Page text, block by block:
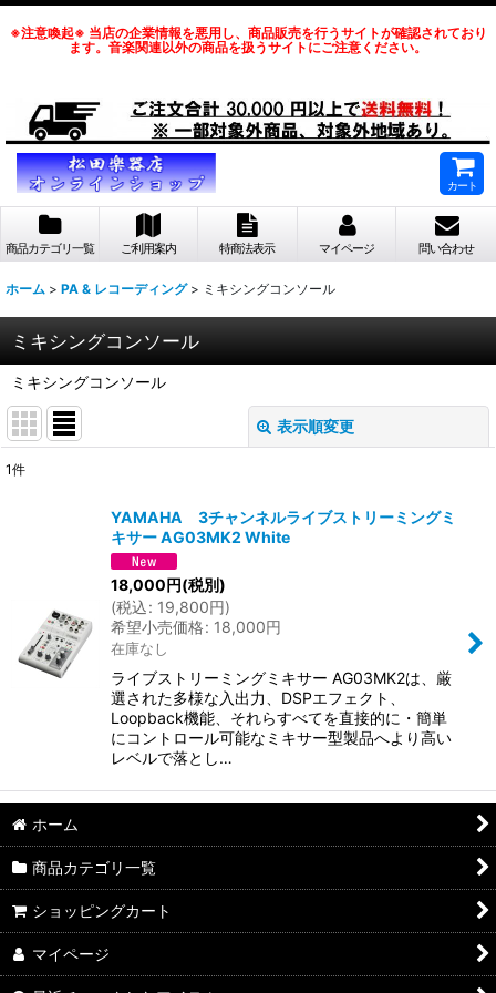
※注意喚起※ 当店の企業情報を悪用し、商品販売を行うサイトが確認されており
ます。音楽関連以外の商品を扱うサイトにご注意ください。
カート
商品カテゴリ一覧 ご利用案内 特商法表示 マイページ 問い合わせ
ホーム > PA & レコーディング > ミキシングコンソール
ミキシングコンソール
ミキシングコンソール
表示順変更
絞り込む
1件
YAMAHA 3チャンネルライブストリーミングミ
キサー AG03MK2 White
18,000 円(税別)
(税込: 19,800円)
希望小売価格: 18,000円
在庫なし
ライブストリーミングミキサー AG03MK2は、厳
選された多様な入出力、DSPエフェクト、
Loopback機能、それらすべてを直接的に・簡単
にコントロール可能なミキサー型製品へより高い
レベルで落とし…
ホーム
商品カテゴリ一覧
ショッピングカート
マイページ